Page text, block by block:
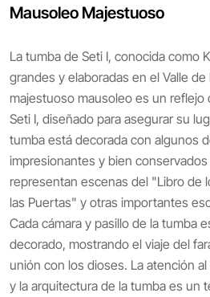
Mausoleo Majestuoso
La tumba de Seti I, conocida como
grandes y elaboradas en el Valle de
majestuoso mausoleo es un reflejo
Seti I, diseñado para asegurar su
tumba está decorada con algunos
impresionantes y bien
representan escenas del "Libro de
las Puertas" y otras importantes
Cada cámara y pasillo de la tumba
decorado, mostrando el viaje del
unión con los dioses. La atención
y la arquitectura de la tumba es un